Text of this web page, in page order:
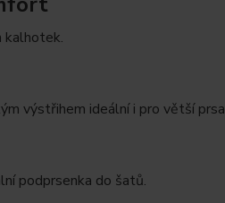
kalhotek.
výstřihem ideální i pro větší prsa
podprsenka do šatů.